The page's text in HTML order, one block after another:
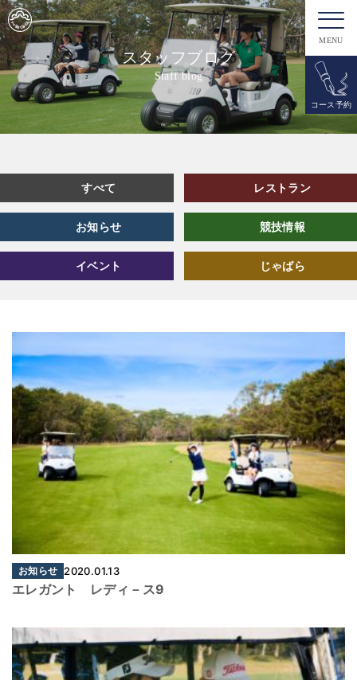
MENU
コース予約
スタッフブログ
Staff blog
すべて レストラン
お知らせ 競技情報
イベント じゃばら
お知らせ 2020.01.13
エレガント レディ－ス9